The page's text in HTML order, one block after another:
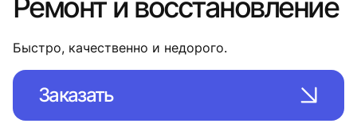
Ремонт и восстановление
Быстро, качественно и недорого.
Заказать